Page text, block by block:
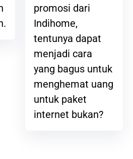
promosi dari
Indihome,
tentunya dapat
menjadi cara
yang bagus untuk
menghemat uang
untuk paket
internet bukan?